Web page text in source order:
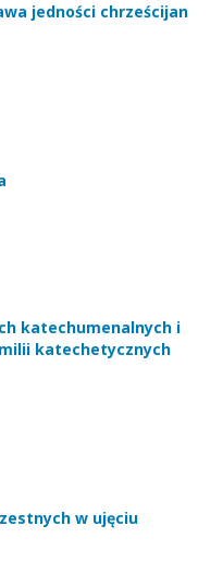
jedności chrześcijan
katechumenalnych i
katechetycznych
w ujęciu